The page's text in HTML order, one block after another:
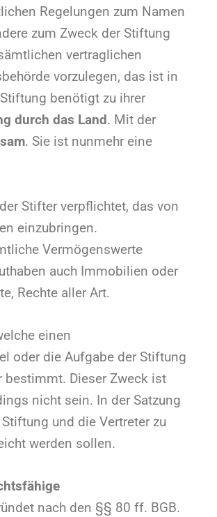
Regelungen zum Namen
zum Zweck der Stiftung
vertraglichen
vorzulegen, das ist in
benötigt zu ihrer
durch das Land. Mit der
. Sie ist nunmehr eine
Stifter verpflichtet, das von
einzubringen.
Vermögenswerte
auch Immobilien oder
Rechte aller Art.
einen
oder die Aufgabe der Stiftung
bestimmt. Dieser Zweck ist
nicht sein. In der Satzung
und die Vertreter zu
werden sollen.
nach den §§ 80 ff. BGB.